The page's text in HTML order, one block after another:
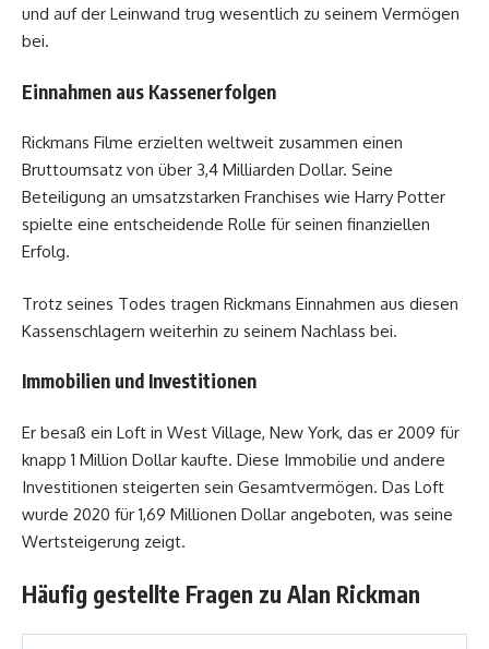
und auf der Leinwand trug wesentlich zu seinem Vermögen
bei.
Einnahmen aus Kassenerfolgen
Rickmans Filme erzielten weltweit zusammen einen
Bruttoumsatz von über 3,4 Milliarden Dollar. Seine
Beteiligung an umsatzstarken Franchises wie Harry Potter
spielte eine entscheidende Rolle für seinen finanziellen
Erfolg.
Trotz seines Todes tragen Rickmans Einnahmen aus diesen
Kassenschlagern weiterhin zu seinem Nachlass bei.
Immobilien und Investitionen
Er besaß ein Loft in West Village, New York, das er 2009 für
knapp 1 Million Dollar kaufte. Diese Immobilie und andere
Investitionen steigerten sein Gesamtvermögen. Das Loft
wurde 2020 für 1,69 Millionen Dollar angeboten, was seine
Wertsteigerung zeigt.
Häufig gestellte Fragen zu Alan Rickman